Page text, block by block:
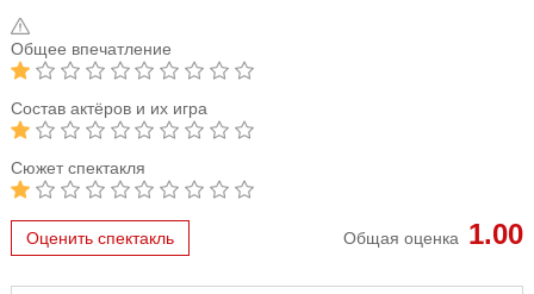
Общее впечатление
Состав актёров и их игра
Сюжет спектакля
Оценить спектакль Общая оценка 1.00